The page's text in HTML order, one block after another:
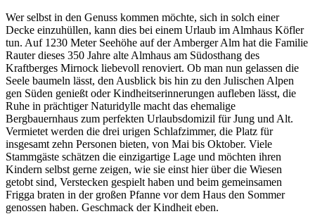
Wer selbst in den Genuss kommen möchte, sich in solch einer
Decke einzuhüllen, kann dies bei einem Urlaub im Almhaus Köfler
tun. Auf 1230 Meter Seehöhe auf der Amberger Alm hat die Familie
Rauter dieses 350 Jahre alte Almhaus am Südosthang des
Kraftberges Mirnock liebevoll renoviert. Ob man nun gelassen die
Seele baumeln lässt, den Ausblick bis hin zu den Julischen Alpen
gen Süden genießt oder Kindheitserinnerungen aufleben lässt, die
Ruhe in prächtiger Naturidylle macht das ehemalige
Bergbauernhaus zum perfekten Urlaubsdomizil für Jung und Alt.
Vermietet werden die drei urigen Schlafzimmer, die Platz für
insgesamt zehn Personen bieten, von Mai bis Oktober. Viele
Stammgäste schätzen die einzigartige Lage und möchten ihren
Kindern selbst gerne zeigen, wie sie einst hier über die Wiesen
getobt sind, Verstecken gespielt haben und beim gemeinsamen
Frigga braten in der großen Pfanne vor dem Haus den Sommer
genossen haben. Geschmack der Kindheit eben.